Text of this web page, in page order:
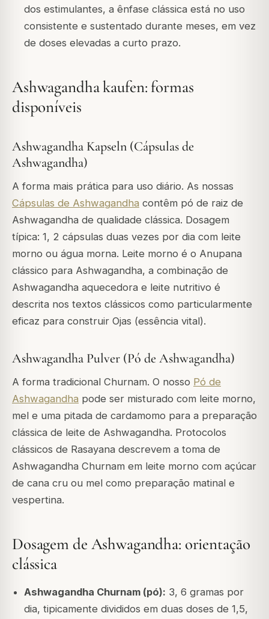
dos estimulantes, a ênfase clássica está no uso
consistente e sustentado durante meses, em vez
de doses elevadas a curto prazo.
Ashwagandha kaufen: formas
disponíveis
Ashwagandha Kapseln (Cápsulas de
Ashwagandha)
A forma mais prática para uso diário. As nossas
Cápsulas de Ashwagandha contêm pó de raiz de
Ashwagandha de qualidade clássica. Dosagem
típica: 1, 2 cápsulas duas vezes por dia com leite
morno ou água morna. Leite morno é o Anupana
clássico para Ashwagandha, a combinação de
Ashwagandha aquecedora e leite nutritivo é
descrita nos textos clássicos como particularmente
eficaz para construir Ojas (essência vital).
Ashwagandha Pulver (Pó de Ashwagandha)
A forma tradicional Churnam. O nosso Pó de
Ashwagandha pode ser misturado com leite morno,
mel e uma pitada de cardamomo para a preparação
clássica de leite de Ashwagandha. Protocolos
clássicos de Rasayana descrevem a toma de
Ashwagandha Churnam em leite morno com açúcar
de cana cru ou mel como preparação matinal e
vespertina.
Dosagem de Ashwagandha: orientação
clássica
Ashwagandha Churnam (pó): 3, 6 gramas por
dia, tipicamente divididos em duas doses de 1,5,